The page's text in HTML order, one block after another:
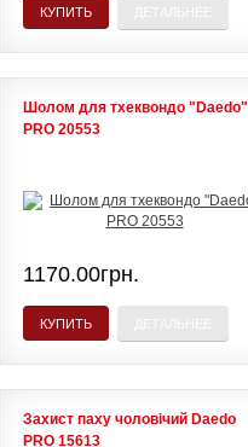
КУПИТЬ
Шолом для тхеквондо "Daedo"
PRO 20553
1170.00грн.
КУПИТЬ
Захист паху чоловічий Daedo
PRO 15613